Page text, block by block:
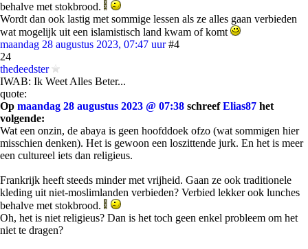
behalve met stokbrood.
Wordt dan ook lastig met sommige lessen als ze alles gaan verbieden
wat mogelijk uit een islamistisch land kwam of komt
maandag 28 augustus 2023, 07:47 uur #4
24
thedeedster
IWAB: Ik Weet Alles Beter...
quote:
Op maandag 28 augustus 2023 @ 07:38 schreefElias87 het
volgende:
Wat een onzin, de abaya is geen hoofddoek ofzo (wat sommigen hier
misschien denken). Het is gewoon een loszittende jurk. En het is meer
een cultureel iets dan religieus.
Frankrijk heeft steeds minder met vrijheid. Gaan ze ook traditionele
kleding uit niet-moslimlanden verbieden? Verbied lekker ook lunches
behalve met stokbrood.
Oh, het is niet religieus? Dan is het toch geen enkel probleem om het
niet te dragen?